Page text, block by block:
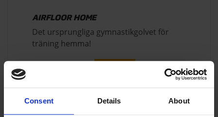
Consent Details About
AIRFLOOR HOME
Det ursprungliga gymnastikgolvet för
träning hemma!
419,00
349,00